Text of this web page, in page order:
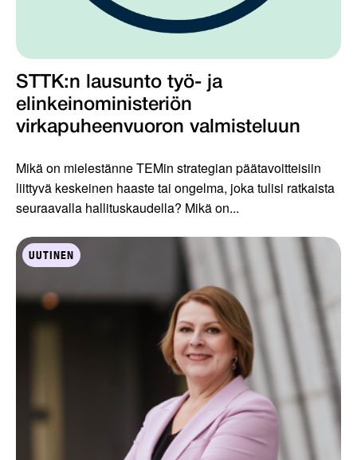
STTK:n lausunto työ- ja
elinkeinoministeriön
virkapuheenvuoron valmisteluun
Mikä on mielestänne TEMin strategian päätavoitteisiin
liittyvä keskeinen haaste tai ongelma, joka tulisi ratkaista
seuraavalla hallituskaudella? Mikä on...
UUTINEN